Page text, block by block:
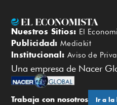
Nuestros Sitios: El
Publicidad: Mediakit
Institucional: Aviso de
Una empresa de Nacer
Trabaja con nosotros Ir a la